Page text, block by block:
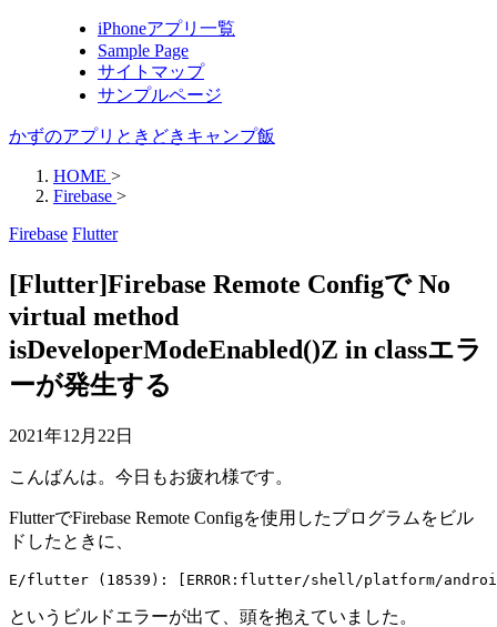
iPhoneアプリ一覧
Sample Page
サイトマップ
サンプルページ
かずのアプリときどきキャンプ飯
HOME >
Firebase >
Firebase Flutter
[Flutter]Firebase Remote Configで No
virtual method
isDeveloperModeEnabled()Z in classエラ
ーが発生する
2021年12月22日
こんばんは。今日もお疲れ様です。
FlutterでFirebase Remote Configを使用したプログラムをビル
ドしたときに、
というビルドエラーが出て、頭を抱えていました。